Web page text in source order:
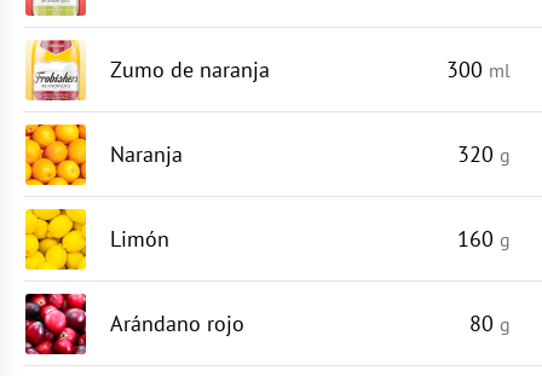
Zumo de naranja 300 ml
Naranja 320 g
Limón 160 g
Arándano rojo 80 g